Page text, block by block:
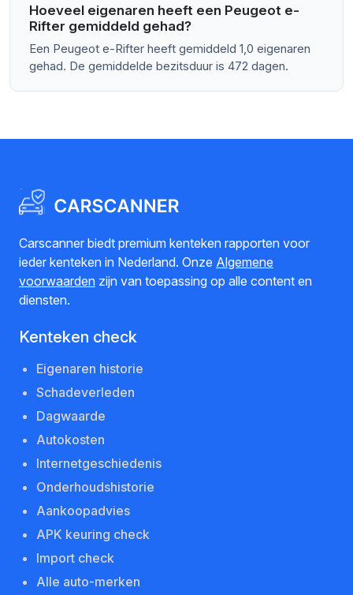
Hoeveel eigenaren heeft een Peugeot e-
Rifter gemiddeld gehad?
Een Peugeot e-Rifter heeft gemiddeld 1,0 eigenaren
gehad. De gemiddelde bezitsduur is 472 dagen.
Carscanner biedt premium kenteken rapporten voor
ieder kenteken in Nederland. Onze Algemene
voorwaarden zijn van toepassing op alle content en
diensten.
Kenteken check
Eigenaren historie
Schadeverleden
Dagwaarde
Autokosten
Internetgeschiedenis
Onderhoudshistorie
Aankoopadvies
APK keuring check
Import check
Alle auto-merken